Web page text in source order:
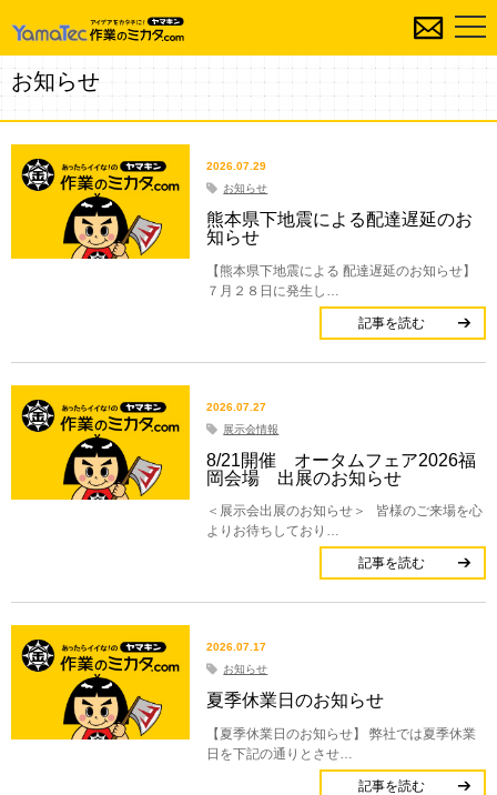
お知らせ
2026.07.29
お知らせ
熊本県下地震による配達遅延のお
知らせ
【熊本県下地震による 配達遅延のお知らせ】
７月２８日に発生し…
記事を読む
2026.07.27
展示会情報
8/21開催 オータムフェア2026福
岡会場 出展のお知らせ
＜展示会出展のお知らせ＞ 皆様のご来場を心
よりお待ちしており…
記事を読む
2026.07.17
お知らせ
夏季休業日のお知らせ
【夏季休業日のお知らせ】 弊社では夏季休業
日を下記の通りとさせ…
記事を読む